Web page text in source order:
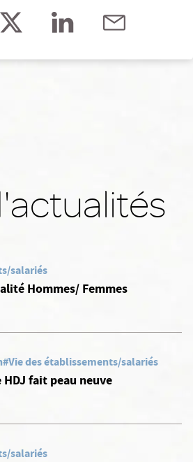
salariés
Hommes/ Femmes
#Vie des établissements/salariés
HDJ fait peau neuve
salariés